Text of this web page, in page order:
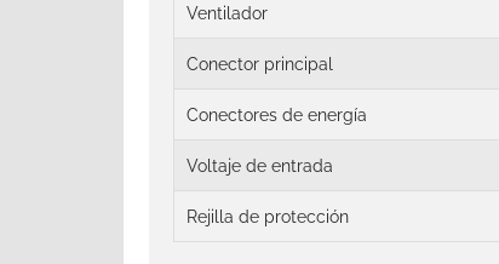
Ventilador
Conector principal
Conectores de energía
Voltaje de entrada
Rejilla de protección